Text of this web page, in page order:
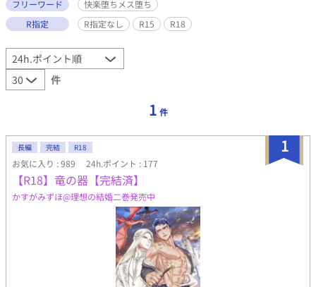
フリーワード
快楽堕ちメス堕ち
R指定
R指定なし R15 R18
件
1 件
1
長編 完結 R18
お気に入り : 989 24h.ポイント : 177
【R18】竜の器【完結済】
かすがみずほ@理想の結婚二巻発売中